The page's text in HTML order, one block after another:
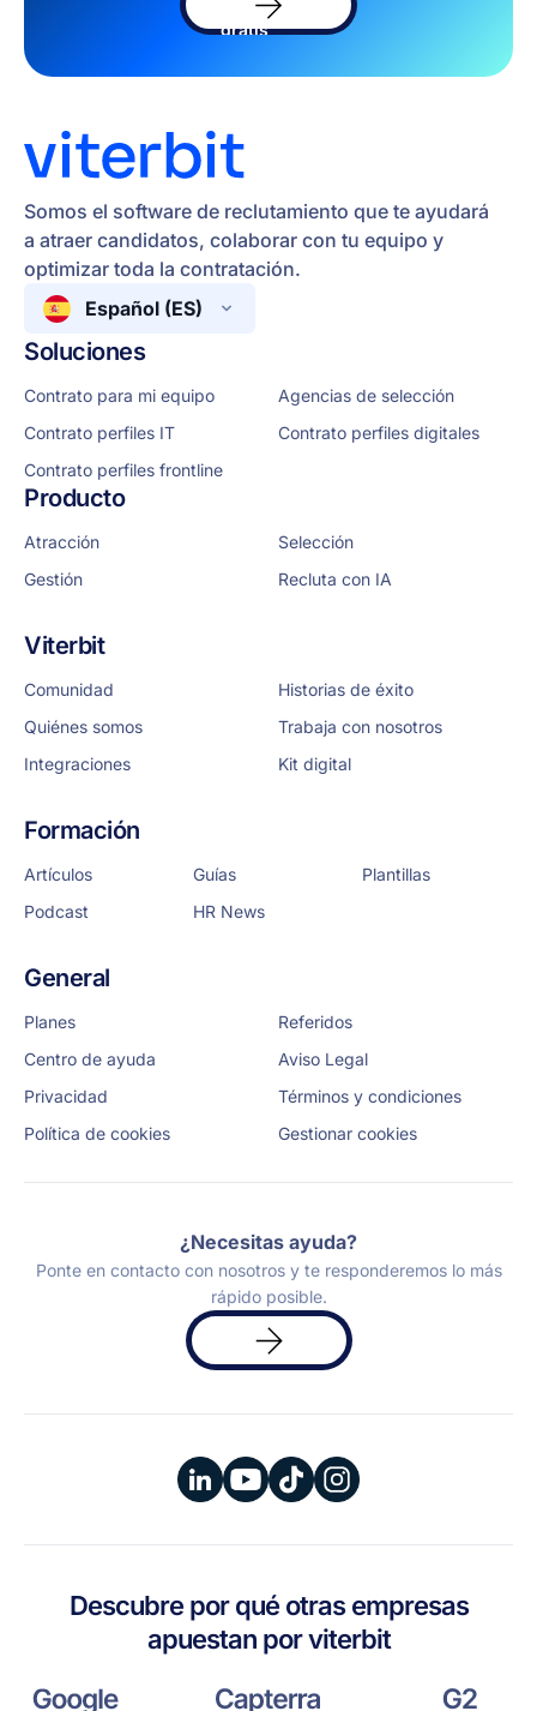
software
gratis
Somos el software de reclutamiento que te ayudará
a atraer candidatos, colaborar con tu equipo y
optimizar toda la contratación.
Español (ES)
Soluciones
Contrato para mi equipo
Agencias de selección
Contrato perfiles IT
Contrato perfiles digitales
Contrato perfiles frontline
Producto
Atracción
Selección
Gestión
Recluta con IA
Viterbit
Comunidad
Historias de éxito
Quiénes somos
Trabaja con nosotros
Integraciones
Kit digital
Formación
Artículos Guías
Plantillas
Podcast
HR News
General
Planes
Referidos
Centro de ayuda
Aviso Legal
Privacidad
Términos y condiciones
Política de cookies
Gestionar cookies
¿Necesitas ayuda?
Ponte en contacto con nosotros y te responderemos lo más
rápido posible.
Solicita
una
demo
Descubre por qué otras empresas
apuestan por viterbit